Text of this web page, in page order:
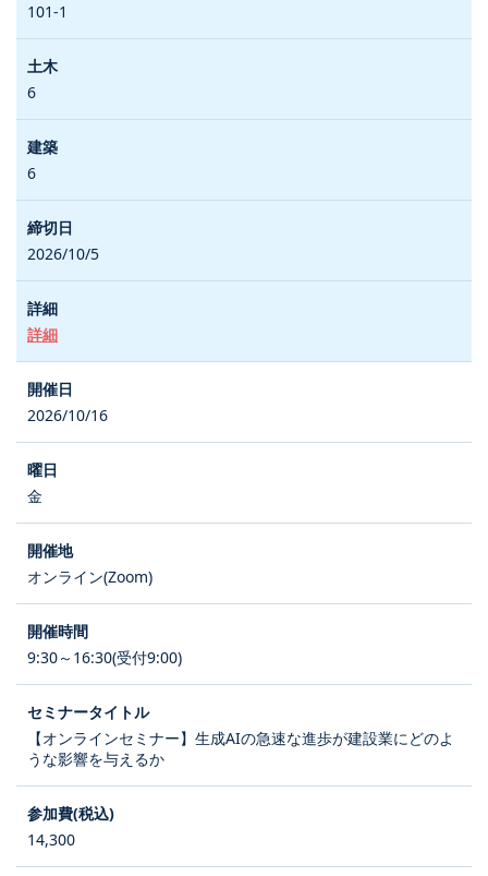
101-1
6
6
2026/10/5
詳細
2026/10/16
金
オンライン(Zoom)
9:30～16:30(受付9:00)
【オンラインセミナー】生成AIの急速な進歩が建設業にどのよ
うな影響を与えるか
14,300